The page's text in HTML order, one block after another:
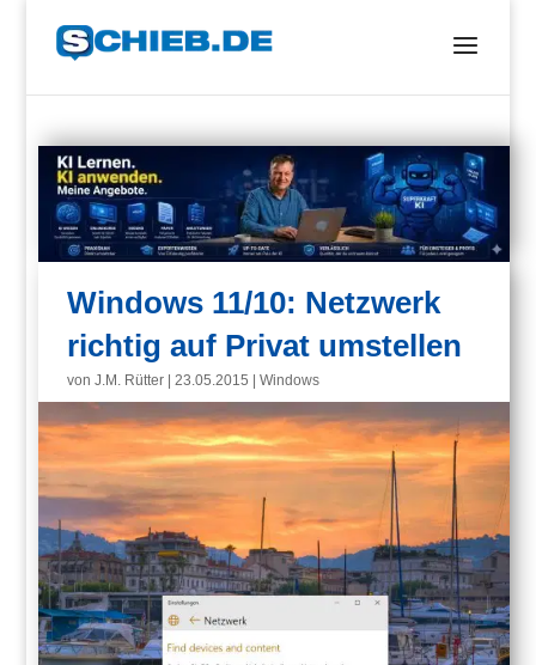
Windows 11/10: Netzwerk
richtig auf Privat umstellen
vonJ.M. Rütter |23.05.2015 |Windows